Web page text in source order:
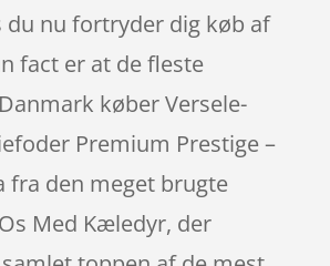
du nu fortryder dig køb af
fact er at de fleste
køber Versele-
Premium Prestige –
fra den meget brugte
Med Kæledyr, der